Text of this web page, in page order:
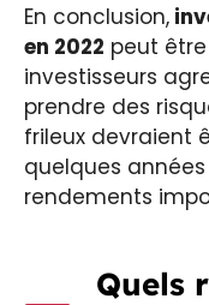
En conclusion,
en 2022 peut
investisseurs
prendre des
frileux devraient
quelques
rendements
Quels